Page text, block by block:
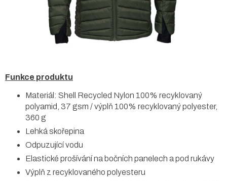
Funkce produktu
Materiál: Shell Recycled Nylon 100% recyklovaný
polyamid, 37 gsm / výplň 100% recyklovaný polyester,
360 g
Lehká skořepina
Odpuzující vodu
Elastické prošívání na bočních panelech a pod rukávy
Výplň z recyklovaného polyesteru